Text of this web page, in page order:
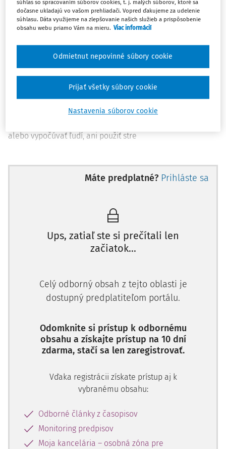
Podľa predpisov vydaných v roku 2008 a doplnených v
roku 2018 bulharská Štátna agentúra pre národnú
"agentov pod legendou" do súkromných právnických osôb
"Agenti pod legendou" môžu vykonávať spravodajskú a
kontrarozviedkovú činnosť na ochranu národnej
bezpečnosti.Tieto úlohy ukladá vedúci agentúry v každom
alebo vypočúvať ľudí, ani použiť stre
Máte predplatné? Prihláste sa
Ups, zatiaľ ste si prečítali len
začiatok...
Celý odborný obsah z tejto oblasti je
dostupný predplatiteľom portálu.
Odomknite si prístup k odbornému
obsahu a získajte prístup na 10 dní
zdarma, stačí sa len zaregistrovať.
Vďaka registrácii získate prístup aj k
vybranému obsahu:
Odborné články z časopisov
Monitoring predpisov
Moja kancelária – osobná zóna pre
súhlas so spracovaním súborov cookies, t. j. malých súborov, ktoré sa
dočasne ukladajú vo vašom prehliadači. Vopred ďakujeme za udelenie
súhlasu. Dáta využijeme na zlepšovanie našich služieb a prispôsobenie
obsahu webu priamo Vám na mieru. Viac informácií
Nastavenia súborov cookie
Odmietnut nepovinné súbory cookie
Prijať všetky súbory cookie